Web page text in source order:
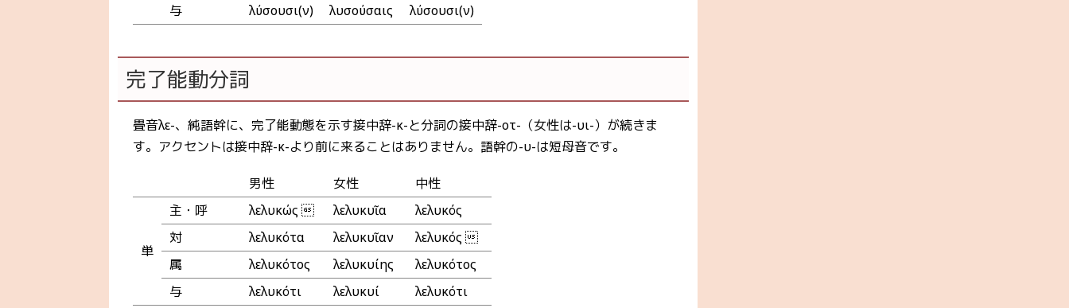
与
λύσουσι(ν) λυσούσαις λύσουσι(ν)
完了能動分詞
畳音λε-、純語幹に、完了能動態を示す接中辞-κ-と分詞の接中辞-οτ-（女性は-υι-）が続きま
す。アクセントは接中辞-κ-より前に来ることはありません。語幹の-υ-は短母音です。
男性 女性 中性
単
主・呼 λελυκώς λελυκυῖα
λελυκός
対
λελυκότα λελυκυῖαν
λελυκός
属
λελυκότος λελυκυίης
λελυκότος
与
λελυκότι λελυκυίῃ λελυκότι